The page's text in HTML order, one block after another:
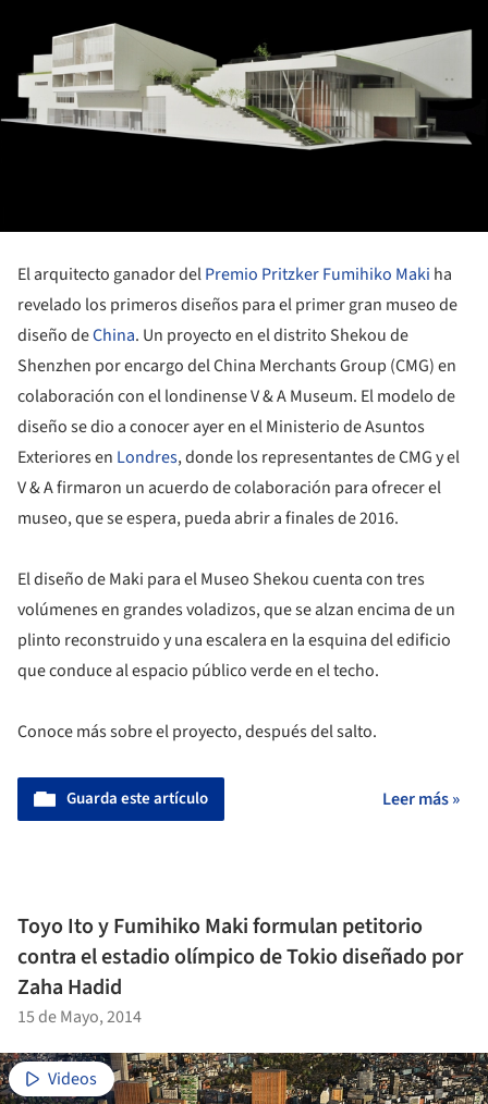
El arquitecto ganador delPremio PritzkerFumihiko Maki ha
revelado los primeros diseños para el primer gran museo de
diseño deChina. Un proyecto en el distrito Shekou de
Shenzhen por encargo del China Merchants Group (CMG) en
colaboración con el londinense V & A Museum. El modelo de
diseño se dio a conocer ayer en el Ministerio de Asuntos
Exteriores en Londres, donde los representantes de CMG y el
V & A firmaron un acuerdo de colaboración para ofrecer el
museo, que se espera, pueda abrir a finales de 2016.
El diseño de Maki para el Museo Shekou cuenta con tres
volúmenes en grandes voladizos, que se alzan encima de un
plinto reconstruido y una escalera en la esquina del edificio
que conduce al espacio público verde en el techo.
Conoce más sobre el proyecto, después del salto.
Guarda este artículo Leer más »
Toyo Ito y Fumihiko Maki formulan petitorio
contra el estadio olímpico de Tokio diseñado por
Zaha Hadid
15 de Mayo, 2014
Videos